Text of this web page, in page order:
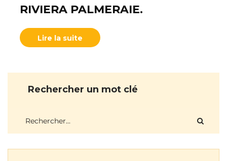
RIVIERA PALMERAIE.
Lire la suite
Rechercher un mot clé